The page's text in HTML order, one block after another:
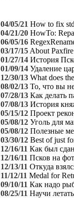
04/05/21 How to fix
04/21/20 HowTo:
06/05/16
03/17/15 About Paxfire
01/27/14 История
01/09/14 Удаление
12/30/13 What does
08/02/13 То, что вы
07/28/13 Как делать
07/08/13 История
05/15/12 Проект
05/08/12 Уголь для
05/08/12 Полезные
03/30/12 Best of just
12/16/11 Как был
12/16/11 Псков на
12/13/11 Откуда
11/12/11 Medal for
09/10/11 Как надо
08/25/11 Научи